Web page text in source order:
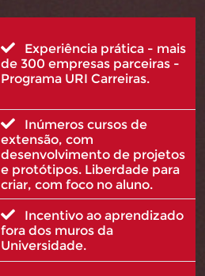
Experiência prática - mais
de 300 empresas parceiras -
Programa URI Carreiras.
Inúmeros cursos de
extensão, com
desenvolvimento de projetos
e protótipos. Liberdade para
criar, com foco no aluno.
Incentivo ao aprendizado
fora dos muros da
Universidade.